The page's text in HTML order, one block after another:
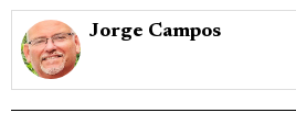
Jorge Campos